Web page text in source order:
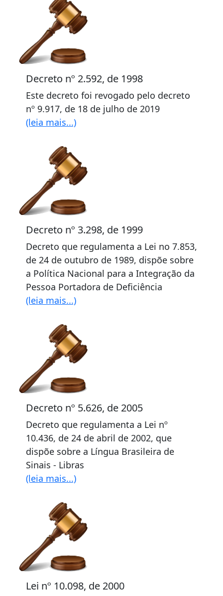
Decreto nº 2.592, de 1998
Este decreto foi revogado pelo decreto
nº 9.917, de 18 de julho de 2019
(leia mais...)
Decreto nº 3.298, de 1999
Decreto que regulamenta a Lei no 7.853,
de 24 de outubro de 1989, dispõe sobre
a Política Nacional para a Integração da
Pessoa Portadora de Deficiência
(leia mais...)
Decreto nº 5.626, de 2005
Decreto que regulamenta a Lei nº
10.436, de 24 de abril de 2002, que
dispõe sobre a Língua Brasileira de
Sinais - Libras
(leia mais...)
Lei nº 10.098, de 2000